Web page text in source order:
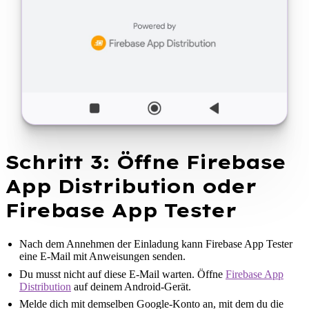
Schritt 3: Öffne Firebase
App Distribution oder
Firebase App Tester
Nach dem Annehmen der Einladung kann Firebase App Tester
eine E-Mail mit Anweisungen senden.
Du musst nicht auf diese E-Mail warten. Öffne Firebase App
Distribution auf deinem Android-Gerät.
Melde dich mit demselben Google-Konto an, mit dem du die